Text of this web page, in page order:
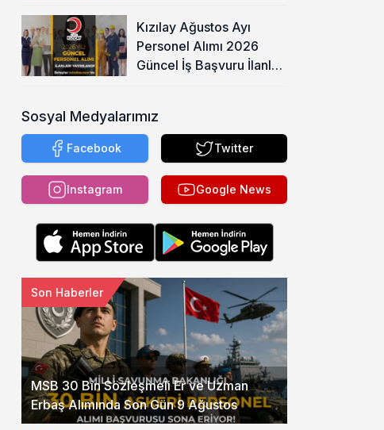
Kızılay Ağustos Ayı
Personel Alımı 2026
Güncel İş Başvuru İlanları
Sosyal Medyalarımız
Facebook Twitter
Instagram Google News
MSB 30 Bin Sözleşmeli Er ve Uzman
Erbaş Alımında Son Gün 9 Ağustos
Son Haberler